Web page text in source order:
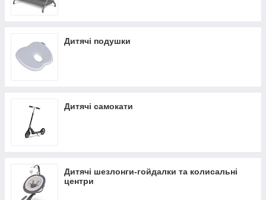
Дитячі подушки
Дитячі самокати
Дитячі шезлонги-гойдалки та колисальні
центри